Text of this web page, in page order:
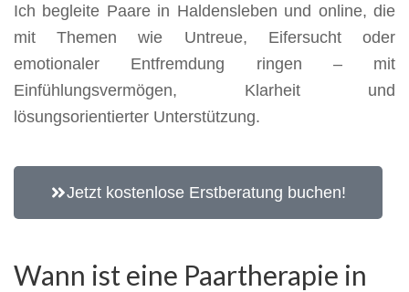
Ich begleite Paare in Haldensleben und online, die
mit Themen wie Untreue, Eifersucht oder
emotionaler Entfremdung ringen – mit
Einfühlungsvermögen, Klarheit und
lösungsorientierter Unterstützung.
Jetzt kostenlose Erstberatung buchen!
Wann ist eine Paartherapie in